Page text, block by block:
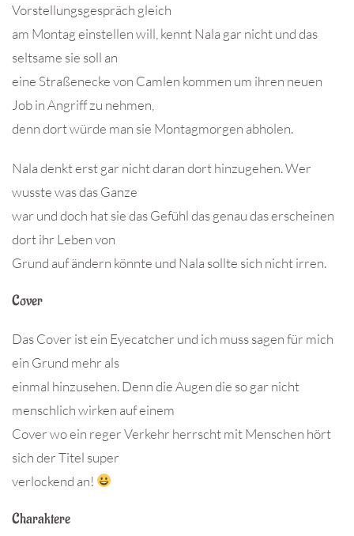
Vorstellungsgespräch gleich
am Montag einstellen will, kennt Nala gar nicht und das
seltsame sie soll an
eine Straßenecke von Camlen kommen um ihren neuen
Job in Angriff zu nehmen,
denn dort würde man sie Montagmorgen abholen.
Nala denkt erst gar nicht daran dort hinzugehen. Wer
wusste was das Ganze
war und doch hat sie das Gefühl das genau das erscheinen
dort ihr Leben von
Grund auf ändern könnte und Nala sollte sich nicht irren.
Cover
Das Cover ist ein Eyecatcher und ich muss sagen für mich
ein Grund mehr als
einmal hinzusehen. Denn die Augen die so gar nicht
menschlich wirken auf einem
Cover wo ein reger Verkehr herrscht mit Menschen hört
sich der Titel super
verlockend an!
Charaktere